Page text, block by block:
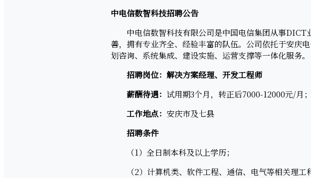
中电信数智科技招聘公告
中电信数智科技有限公司是中国电信集团从事DICT
善，拥有专业齐全、经验丰富的队伍。公司依托于安庆
划咨询、系统集成、建设实施、运营支撑等一体化服务。
招聘岗位： 解决方案经理、开发工程师
薪酬待遇： 试用期3个月，转正后7000-12000元/月
工作地点： 安庆市及七县
招聘条件
（1）全日制本科及以上学历；
（2）计算机类、软件工程、通信、电气等相关理工科